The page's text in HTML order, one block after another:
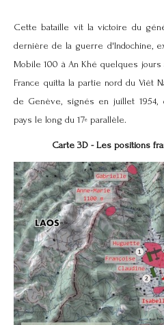
Cette bataille vit la victoire du
dernière de la guerre d'Indochine,
Mobile 100 à An Khé quelques jours
France quitta la partie nord du Viêt
de Genève, signés en juillet 1954,
pays le long du 17e parallèle.
Carte 3D - Les positions